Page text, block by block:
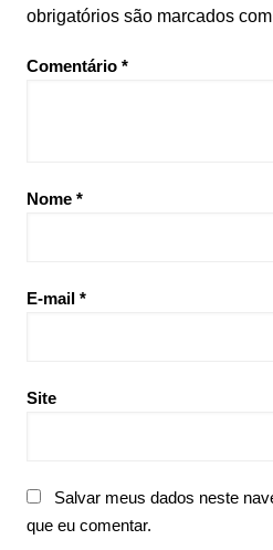
obrigatórios são marcados com
Comentário *
Nome *
E-mail *
Site
Salvar meus dados neste
que eu comentar.